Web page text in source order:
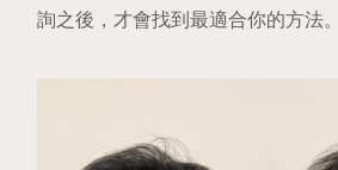
詢之後，才會找到最適合你的方法。